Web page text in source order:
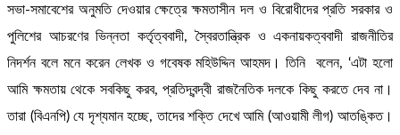
সভা-সমাবেশের অনুমতি দেওয়ার ক্ষেত্রে ক্ষমতাসীন দল ও বিরোধীদের প্রতি সরকার ও
পুলিশের আচরণের ভিন্নতা কর্তৃত্ববাদী, স্বৈরতান্ত্রিক ও একনায়কত্ববাদী রাজনীতির
নিদর্শন বলে মনে করেন লেখক ও গবেষক মহিউদ্দিন আহমদ। তিনি বলেন, ‘এটা হলো
আমি ক্ষমতায় থেকে সবকিছু করব, প্রতিদ্বন্দ্বী রাজনৈতিক দলকে কিছু করতে দেব না।
তারা (বিএনপি) যে দৃশ্যমান হচ্ছে, তাদের শক্তি দেখে আমি (আওয়ামী লীগ) আতঙ্কিত।